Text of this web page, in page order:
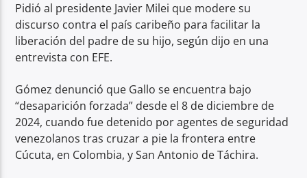
Pidió al presidente Javier Milei que modere su
discurso contra el país caribeño para facilitar la
liberación del padre de su hijo, según dijo en una
entrevista con EFE.
Gómez denunció que Gallo se encuentra bajo
“desaparición forzada” desde el 8 de diciembre de
2024, cuando fue detenido por agentes de seguridad
venezolanos tras cruzar a pie la frontera entre
Cúcuta, en Colombia, y San Antonio de Táchira.